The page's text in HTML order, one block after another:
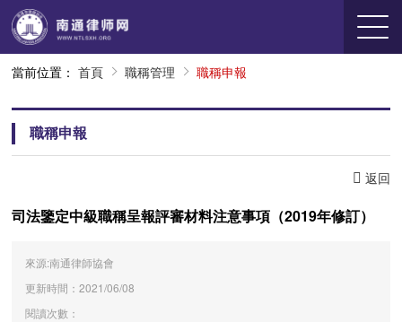
當前位置： 首頁 職稱管理 職稱申報
職稱申報
返回
司法鑒定中級職稱呈報評審材料注意事項（2019年修訂）
來源:南通律師協會
更新時間：2021/06/08
閱讀次數：